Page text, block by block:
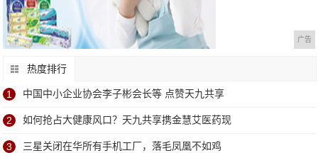
广告
热度排行
1 中国中小企业协会李子彬会长等 点赞天九共享
2 如何抢占大健康风口？天九共享携金慧艾医药现
3 三星关闭在华所有手机工厂，落毛凤凰不如鸡